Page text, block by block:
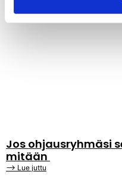
Jos ohjausryhmäsi
mitään
⟶ Lue juttu